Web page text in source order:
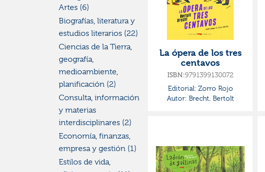
Artes (6)
Biografías, literatura y
estudios literarios (22)
Ciencias de la Tierra,
geografía,
medioambiente,
planificación (2)
Consulta, información
y materias
interdisciplinares (2)
Economía, finanzas,
empresa y gestión (1)
Estilos de vida,
La ópera de los tres
centavos
ISBN:9791399130072
Editorial: Zorro Rojo
Autor: Brecht, Bertolt